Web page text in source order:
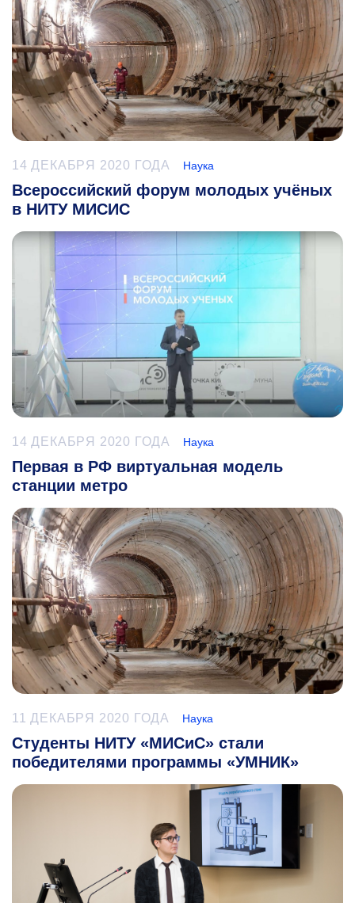
14 ДЕКАБРЯ 2020 ГОДА Наука
Всероссийский форум молодых учёных
в НИТУ МИСИС
14 ДЕКАБРЯ 2020 ГОДА Наука
Первая в РФ виртуальная модель
станции метро
11 ДЕКАБРЯ 2020 ГОДА Наука
Студенты НИТУ «МИСиС» стали
победителями программы «УМНИК»